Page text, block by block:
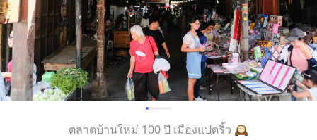
ตลาดบ้านใหม่ 100 ปี เมืองแปดริ้ว 🕰️